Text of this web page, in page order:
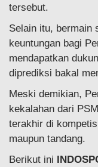
tersebut.
Selain itu, bermain
keuntungan bagi
mendapatkan
diprediksi bakal
Meski demikian,
kekalahan dari
terakhir di
maupun tandang.
Berikut ini